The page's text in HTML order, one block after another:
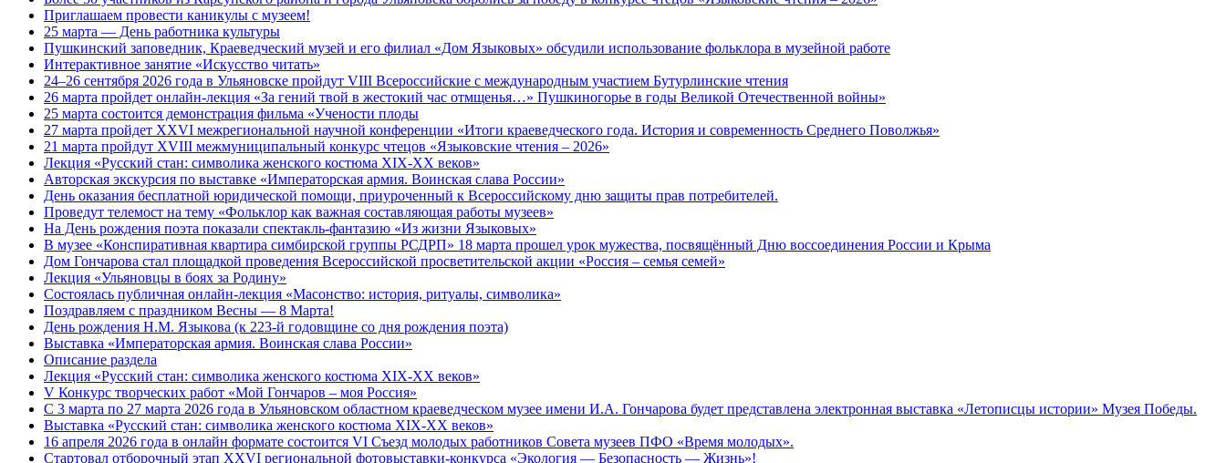
Приглашаем провести каникулы с музеем!
25 марта — День работника культуры
Пушкинский заповедник, Краеведческий музей и его филиал «Дом Языковых» обсудили использование фольклора в музейной работе
Интерактивное занятие «Искусство читать»
24–26 сентября 2026 года в Ульяновске пройдут VIII Всероссийские с международным участием Бутурлинские чтения
26 марта пройдет онлайн-лекция «За гений твой в жестокий час отмщенья…» Пушкиногорье в годы Великой Отечественной войны»
25 марта состоится демонстрация фильма «Учености плоды
27 марта пройдет XXVI межрегиональной научной конференции «Итоги краеведческого года. История и современность Среднего Поволжья»
21 марта пройдут XVIII межмуниципальный конкурс чтецов «Языковские чтения – 2026»
Лекция «Русский стан: символика женского костюма XIX-XX веков»
Авторская экскурсия по выставке «Императорская армия. Воинская слава России»
День оказания бесплатной юридической помощи, приуроченный к Всероссийскому дню защиты прав потребителей.
Проведут телемост на тему «Фольклор как важная составляющая работы музеев»
На День рождения поэта показали спектакль-фантазию «Из жизни Языковых»
В музее «Конспиративная квартира симбирской группы РСДРП» 18 марта прошел урок мужества, посвящённый Дню воссоединения России и Крыма
Дом Гончарова стал площадкой проведения Всероссийской просветительской акции «Россия – семья семей»
Лекция «Ульяновцы в боях за Родину»
Состоялась публичная онлайн-лекция «Масонство: история, ритуалы, символика»
Поздравляем с праздником Весны — 8 Марта!
День рождения Н.М. Языкова (к 223-й годовщине со дня рождения поэта)
Выставка «Императорская армия. Воинская слава России»
Описание раздела
Лекция «Русский стан: символика женского костюма XIX-XX веков»
V Конкурс творческих работ «Мой Гончаров – моя Россия»
С 3 марта по 27 марта 2026 года в Ульяновском областном краеведческом музее имени И.А. Гончарова будет представлена электронная выставка «Летописцы истории» Музея Победы.
Выставка «Русский стан: символика женского костюма XIX-XX веков»
16 апреля 2026 года в онлайн формате состоится VI Съезд молодых работников Совета музеев ПФО «Время молодых».
Стартовал отборочный этап XXVI региональной фотовыставки-конкурса «Экология — Безопасность — Жизнь»!